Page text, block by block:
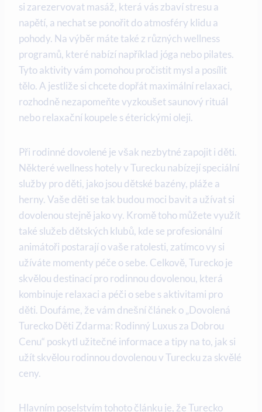
si zarezervovat masáž, která vás zbaví stresu a
napětí, a nechat se ponořit do atmosféry klidu a
pohody. Na výběr máte také z různých wellness
programů, které nabízí například jóga nebo pilates.
Tyto aktivity vám pomohou pročistit mysl a posílit
tělo. A jestliže si chcete dopřát maximální relaxaci,
rozhodně nezapomeňte vyzkoušet saunový rituál
nebo relaxační koupele s éterickými oleji.
Při rodinné dovolené je však nezbytné zapojit i děti.
Některé wellness hotely v Turecku nabízejí speciální
služby pro děti, jako jsou dětské bazény, pláže a
herny. Vaše děti se tak budou moci bavit a užívat si
dovolenou stejně jako vy. Kromě toho můžete využít
také služeb dětských klubů, kde se profesionální
animátoři postarají o vaše ratolesti, zatímco vy si
užíváte momenty péče o sebe. Celkově, Turecko je
skvělou destinací pro rodinnou dovolenou, která
kombinuje relaxaci a péči o sebe s aktivitami pro
děti. Doufáme, že vám dnešní článek o „Dovolená
Turecko Děti Zdarma: Rodinný Luxus za Dobrou
Cenu“ poskytl užitečné informace a tipy na to, jak si
užít skvělou rodinnou dovolenou v Turecku za skvělé
ceny.
Hlavním poselstvím tohoto článku je, že Turecko